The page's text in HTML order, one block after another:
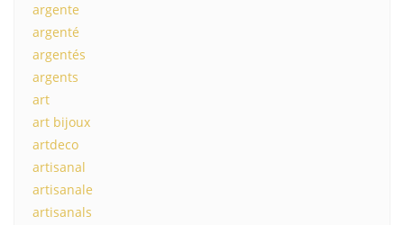
argente
argenté
argentés
argents
art
art bijoux
artdeco
artisanal
artisanale
artisanals